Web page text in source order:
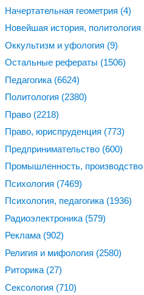
Начертательная геометрия (4)
Новейшая история, политология
Оккультизм и уфология (9)
Остальные рефераты (1506)
Педагогика (6624)
Политология (2380)
Право (2218)
Право, юриспруденция (773)
Предпринимательство (600)
Промышленность, производство
Психология (7469)
Психология, педагогика (1936)
Радиоэлектроника (579)
Реклама (902)
Религия и мифология (2580)
Риторика (27)
Сексология (710)